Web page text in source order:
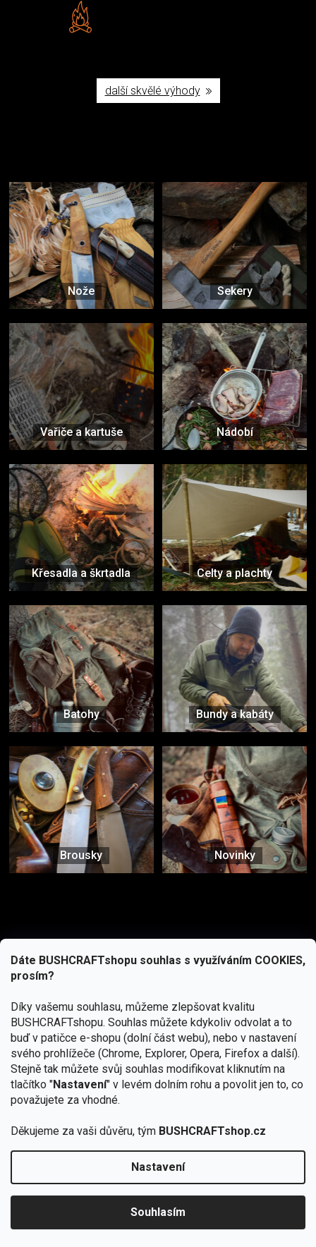
Dáte BUSHCRAFTshopu souhlas s využíváním COOKIES,
prosím?
Díky vašemu souhlasu, můžeme zlepšovat kvalitu
BUSHCRAFTshopu. Souhlas můžete kdykoliv odvolat a to
buď v patičce e-shopu (dolní část webu), nebo v nastavení
svého prohlížeče (Chrome, Explorer, Opera, Firefox a další).
Stejně tak můžete svůj souhlas modifikovat kliknutím na
tlačítko "Nastavení" v levém dolním rohu a povolit jen to, co
považujete za vhodné.
Děkujeme za vaši důvěru, tým BUSHCRAFTshop.cz
Nastavení
Souhlasím
🎁 K batohům JuBö nyní Purse Kit zdarma.
další skvělé výhody
Nože Sekery
Vařiče a kartuše Nádobí
Křesadla a škrtadla Celty a plachty
Batohy Bundy a kabáty
Brousky Novinky
Značky ověřené samotnou přírodou
další značky